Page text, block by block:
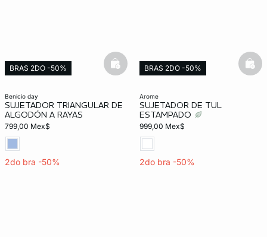
benicio day
SUJETADOR TRIANGULAR DE
ALGODÓN A RAYAS
799,00 Mex$
2do bra -50%
BRAS 2DO -50%
basketfull
arome
SUJETADOR DE TUL
ESTAMPADO
999,00 Mex$
2do bra -50%
BRAS 2DO -50%